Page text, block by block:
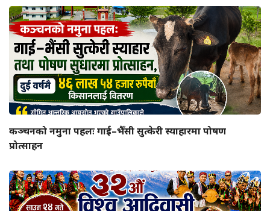
कञ्चनको नमुना पहलः गाई–भैँसी सुत्केरी स्याहारमा पोषण
प्रोत्साहन